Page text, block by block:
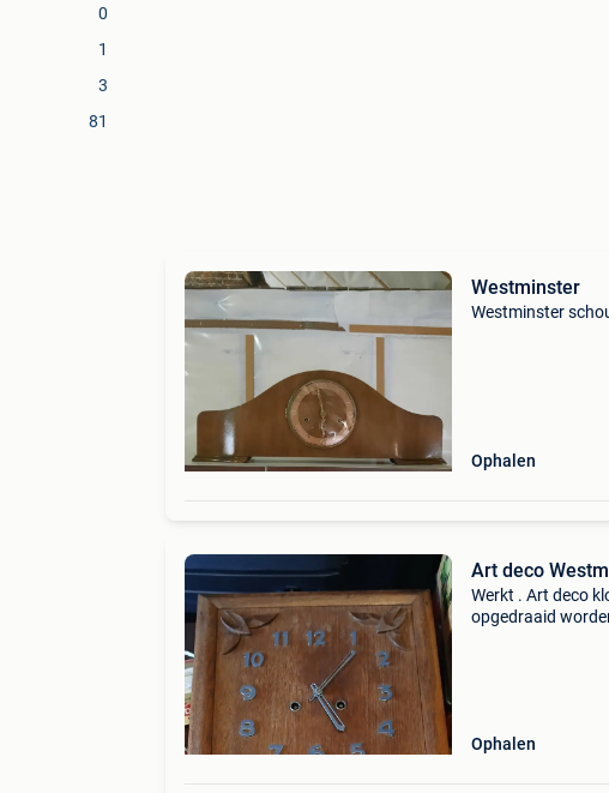
0
1
3
81
Westminster
Westminster
Ophalen
Art deco
Werkt . Art deco
opgedraaid
Ophalen